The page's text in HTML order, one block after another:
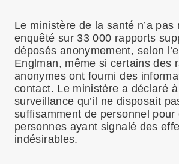
Le ministère de la santé n’a pas
enquêté sur 33 000 rapports
déposés anonymement, selon
Englman, même si certains des
anonymes ont fourni des
contact. Le ministère a déclaré à
surveillance qu’il ne disposait
suffisamment de personnel pour
personnes ayant signalé des
indésirables.